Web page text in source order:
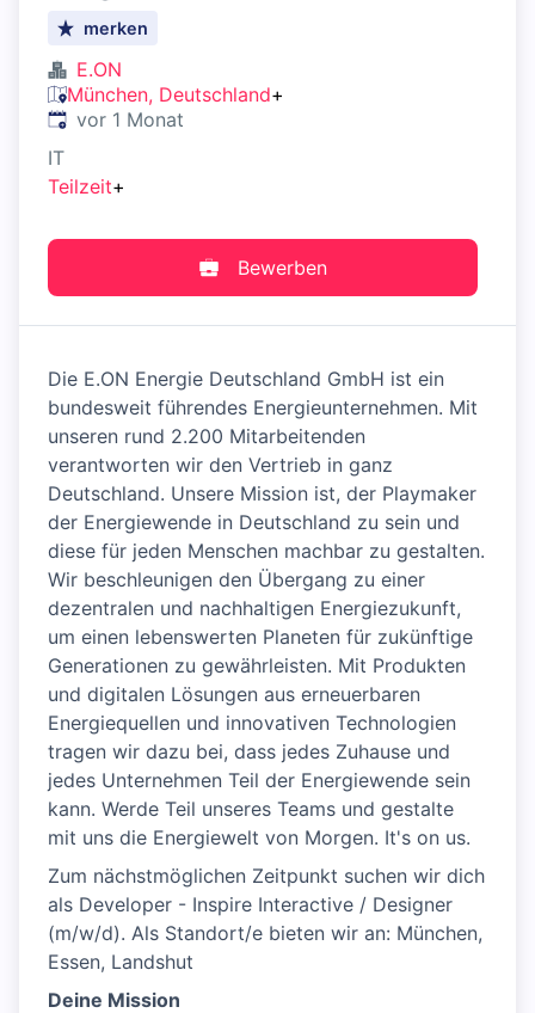
merken
E.ON
München, Deutschland+
Veröffentlicht:
vor 1 Monat
IT
Teilzeit+
Bewerben
Die E.ON Energie Deutschland GmbH ist ein
bundesweit führendes Energieunternehmen. Mit
unseren rund 2.200 Mitarbeitenden
verantworten wir den Vertrieb in ganz
Deutschland. Unsere Mission ist, der Playmaker
der Energiewende in Deutschland zu sein und
diese für jeden Menschen machbar zu gestalten.
Wir beschleunigen den Übergang zu einer
dezentralen und nachhaltigen Energiezukunft,
um einen lebenswerten Planeten für zukünftige
Generationen zu gewährleisten. Mit Produkten
und digitalen Lösungen aus erneuerbaren
Energiequellen und innovativen Technologien
tragen wir dazu bei, dass jedes Zuhause und
jedes Unternehmen Teil der Energiewende sein
kann. Werde Teil unseres Teams und gestalte
mit uns die Energiewelt von Morgen. It's on us.
Zum nächstmöglichen Zeitpunkt suchen wir dich
als Developer - Inspire Interactive / Designer
(m/w/d). Als Standort/e bieten wir an: München,
Essen, Landshut
Deine Mission